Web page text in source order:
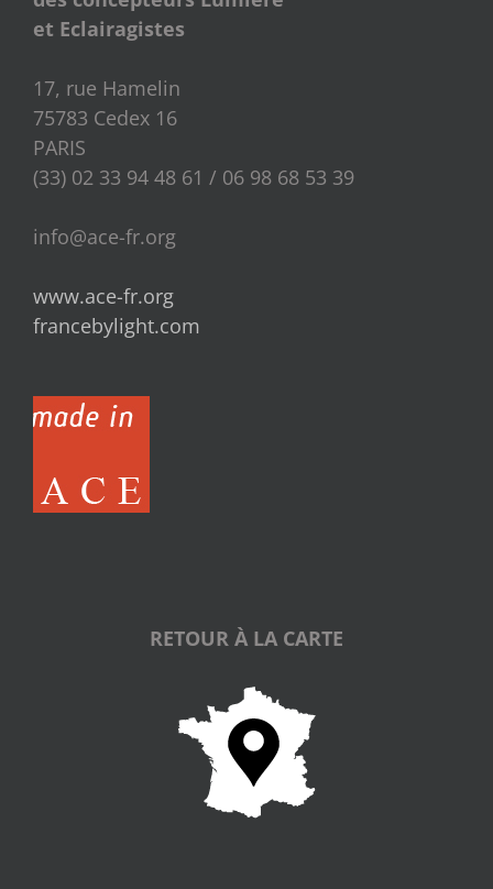
et Eclairagistes
17, rue Hamelin
75783 Cedex 16
PARIS
(33) 02 33 94 48 61 / 06 98 68 53 39
info@ace-fr.org
www.ace-fr.org
francebylight.com
RETOUR À LA CARTE